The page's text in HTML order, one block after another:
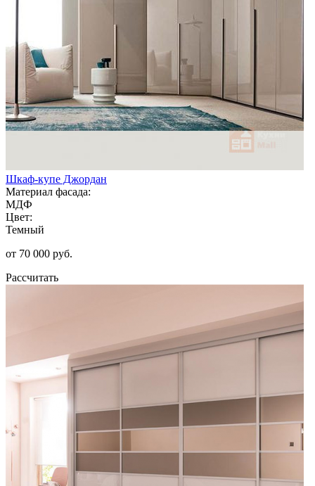
Шкаф-купе Джордан
Материал фасада:
МДФ
Цвет:
Темный
от 70 000 руб.
Рассчитать